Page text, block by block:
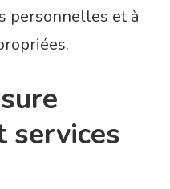
personnelles et à
services